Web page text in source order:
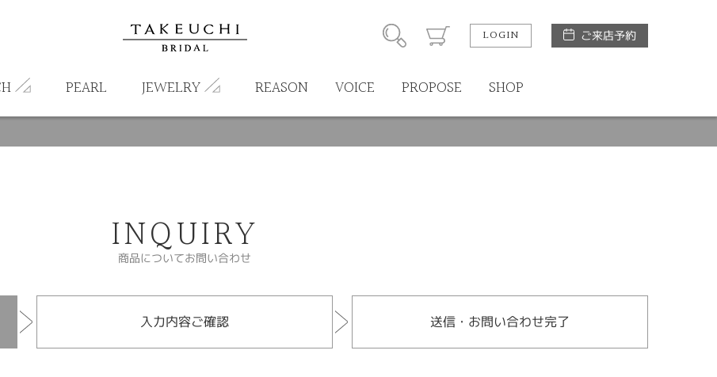
LOGIN ご来店予約
PEARL JEWELRY REASON VOICE PROPOSE SHOP
INQUIRY
商品についてお問い合わせ
入力内容ご確認 送信・お問い合わせ完了